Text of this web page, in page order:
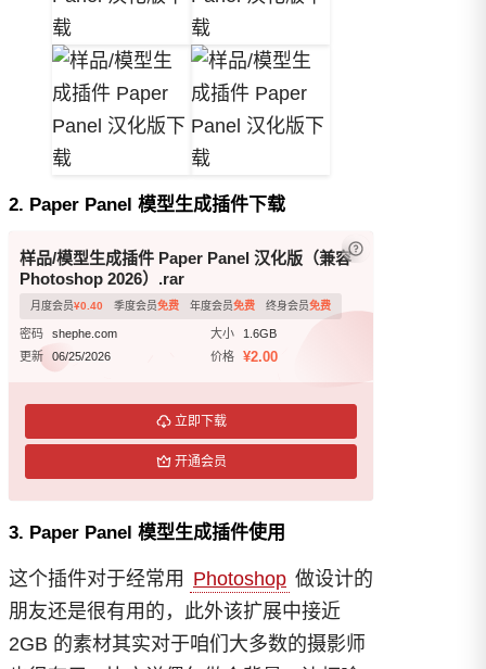
2. Paper Panel 模型生成插件下载
样品/模型生成插件 Paper Panel 汉化版（兼容
Photoshop 2026）.rar
月度会员¥0.40 季度会员免费 年度会员免费 终身会员免费
密码 shephe.com 大小
1.6GB
更新
06/25/2026 价格 ¥2.00
立即下载
开通会员
3. Paper Panel 模型生成插件使用
这个插件对于经常用 Photoshop 做设计的
朋友还是很有用的，此外该扩展中接近
2GB 的素材其实对于咱们大多数的摄影师